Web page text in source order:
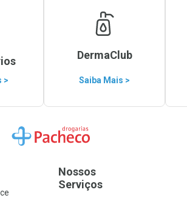
>
DermaClub
Saiba Mais >
Ir para a Home
Nossos
Serviços